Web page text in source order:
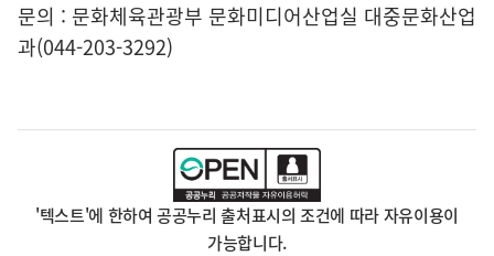
문의 : 문화체육관광부 문화미디어산업실 대중문화산업
과(044-203-3292)
'텍스트'에 한하여 공공누리 출처표시의 조건에 따라 자유이용이
가능합니다.